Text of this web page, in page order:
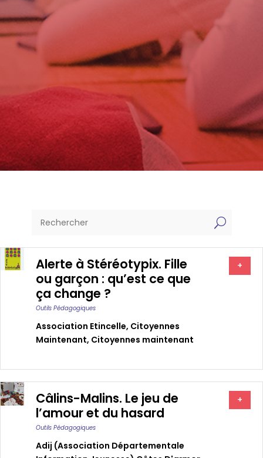
U
Alerte à Stéréotypix. Fille
ou garçon : qu’est ce que
ça change ?
Outils Pédagogiques
Association Etincelle, Citoyennes
Maintenant, Citoyennes maintenant
+
Câlins-Malins. Le jeu de
l’amour et du hasard
Outils Pédagogiques
Adij (association Départementale
+